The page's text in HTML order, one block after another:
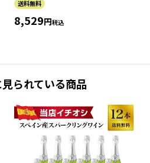
送料無料
8,529 税込
られている商品